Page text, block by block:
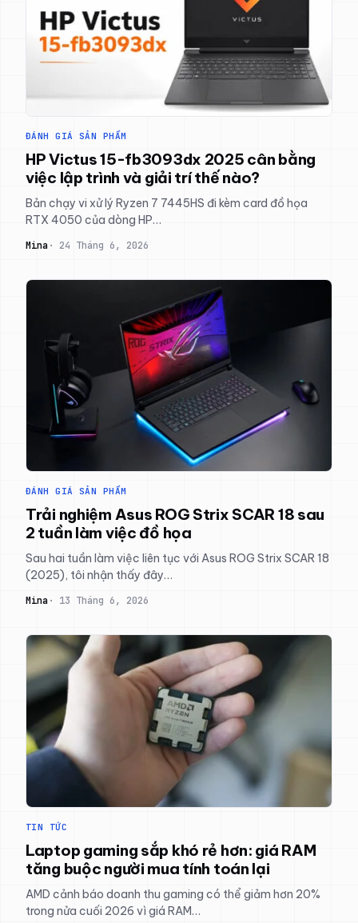
ĐÁNH GIÁ SẢN PHẨM
HP Victus 15-fb3093dx 2025 cân bằng
việc lập trình và giải trí thế nào?
Bản chạy vi xử lý Ryzen 7 7445HS đi kèm card đồ họa
RTX 4050 của dòng HP…
Mina 24 Tháng 6, 2026
ĐÁNH GIÁ SẢN PHẨM
Trải nghiệm Asus ROG Strix SCAR 18 sau
2 tuần làm việc đồ họa
Sau hai tuần làm việc liên tục với Asus ROG Strix SCAR 18
(2025), tôi nhận thấy đây…
Mina 13 Tháng 6, 2026
TIN TỨC
Laptop gaming sắp khó rẻ hơn: giá RAM
tăng buộc người mua tính toán lại
AMD cảnh báo doanh thu gaming có thể giảm hơn 20%
trong nửa cuối 2026 vì giá RAM…